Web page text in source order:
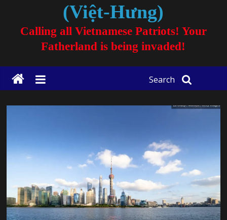
(Việt-Hưng)
Calling all Vietnamese Patriots! Your
Fatherland is being invaded!
Search